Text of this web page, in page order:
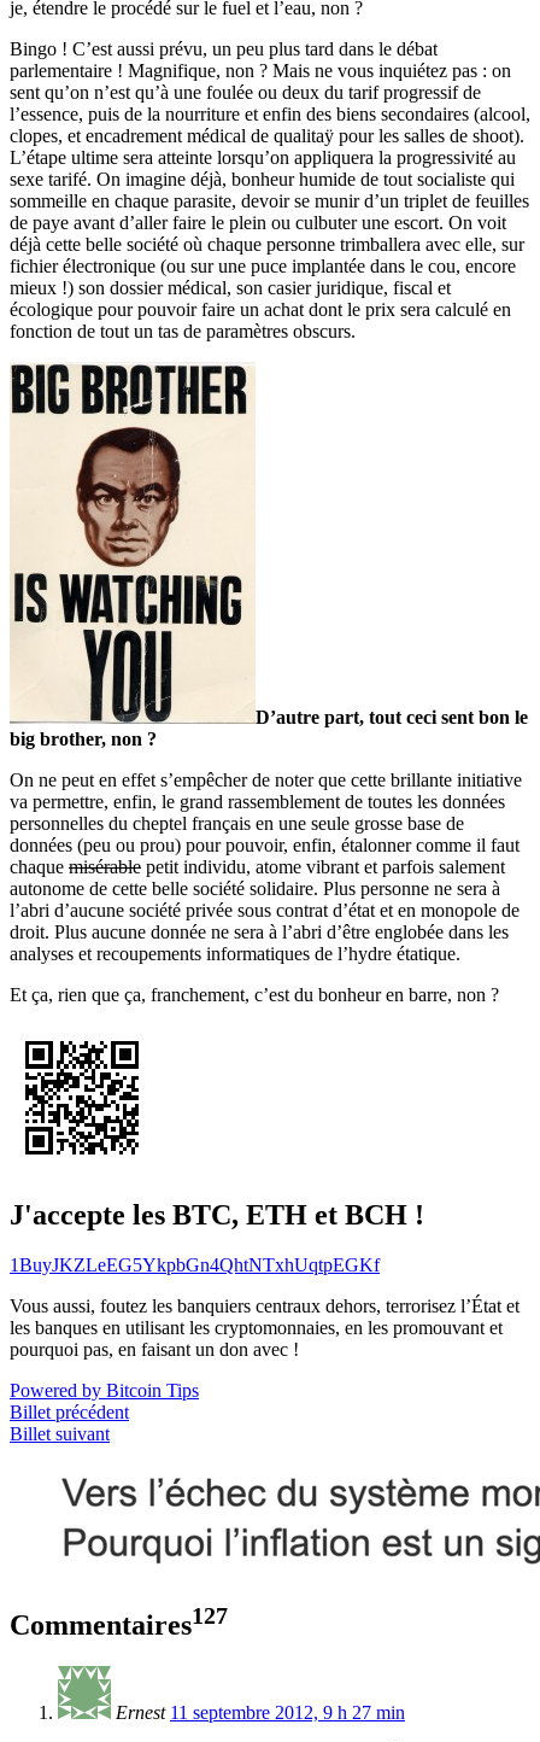
je, étendre le procédé sur le fuel et l’eau, non ?
Bingo ! C’est aussi prévu, un peu plus tard dans le débat
parlementaire ! Magnifique, non ? Mais ne vous inquiétez pas : on
sent qu’on n’est qu’à une foulée ou deux du tarif progressif de
l’essence, puis de la nourriture et enfin des biens secondaires (alcool,
clopes, et encadrement médical de qualitaÿ pour les salles de shoot).
L’étape ultime sera atteinte lorsqu’on appliquera la progressivité au
sexe tarifé. On imagine déjà, bonheur humide de tout socialiste qui
sommeille en chaque parasite, devoir se munir d’un triplet de feuilles
de paye avant d’aller faire le plein ou culbuter une escort. On voit
déjà cette belle société où chaque personne trimballera avec elle, sur
fichier électronique (ou sur une puce implantée dans le cou, encore
mieux !) son dossier médical, son casier juridique, fiscal et
écologique pour pouvoir faire un achat dont le prix sera calculé en
fonction de tout un tas de paramètres obscurs.
D’autre part, tout ceci sent bon le
big brother, non ?
On ne peut en effet s’empêcher de noter que cette brillante initiative
va permettre, enfin, le grand rassemblement de toutes les données
personnelles du cheptel français en une seule grosse base de
données (peu ou prou) pour pouvoir, enfin, étalonner comme il faut
chaque misérable petit individu, atome vibrant et parfois salement
autonome de cette belle société solidaire. Plus personne ne sera à
l’abri d’aucune société privée sous contrat d’état et en monopole de
droit. Plus aucune donnée ne sera à l’abri d’être englobée dans les
analyses et recoupements informatiques de l’hydre étatique.
Et ça, rien que ça, franchement, c’est du bonheur en barre, non ?
J'accepte les BTC, ETH et BCH !
1BuyJKZLeEG5YkpbGn4QhtNTxhUqtpEGKf
Vous aussi, foutez les banquiers centraux dehors, terrorisez l’État et
les banques en utilisant les cryptomonnaies, en les promouvant et
pourquoi pas, en faisant un don avec !
Powered by Bitcoin Tips
Billet précédent
Billet suivant
Commentaires127
Ernest 11 septembre 2012, 9 h 27 min